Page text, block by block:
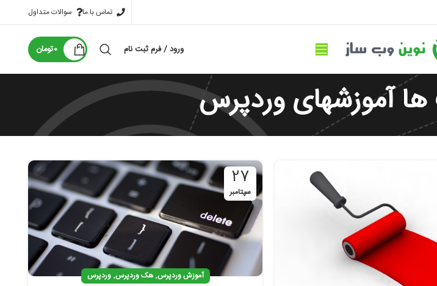
تماس با ما سوالات متداول
ورود / فرم ثبت نام 0تومان
آموزشهای وردپرس
27
سپتامبر
آموزش وردپرس,هک وردپرس,وردپرس